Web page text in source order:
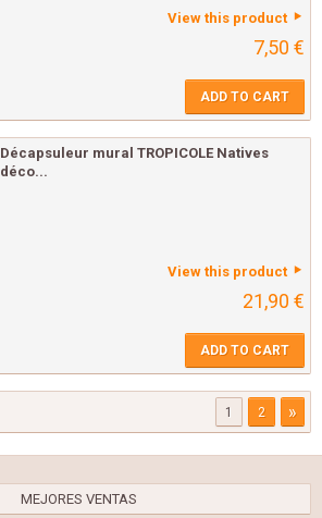
View this product
7,50 €
ADD TO CART
Décapsuleur mural TROPICOLE Natives
déco...
View this product
21,90 €
ADD TO CART
1 2 »
MEJORES VENTAS